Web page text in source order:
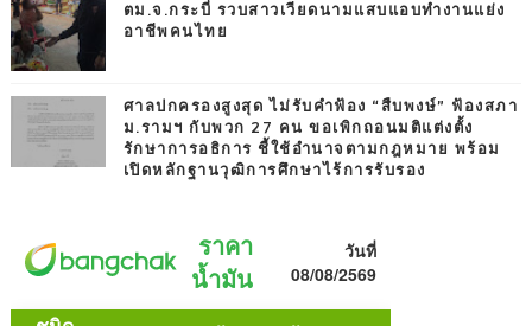
ตม.จ.กระบี่ รวบสาวเวียดนามแสบแอบทำงานแย่ง
อาชีพคนไทย
ศาลปกครองสูงสุด ไม่รับคำฟ้อง “สืบพงษ์” ฟ้องสภา
ม.รามฯ กับพวก 27 คน ขอเพิกถอนมติแต่งตั้ง
รักษาการอธิการ ชี้ใช้อำนาจตามกฎหมาย พร้อม
เปิดหลักฐานวุฒิการศึกษาไร้การรับรอง